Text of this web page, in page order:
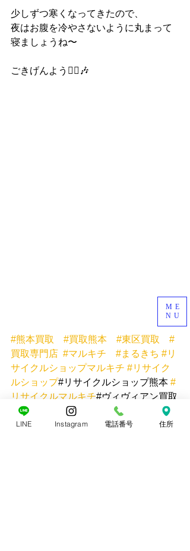
ME
NU
少しずつ寒くなってきたので、
夜はお腹を冷やさないように丸まって
寝ましょうね〜
ごきげんよう🙇‍♂️🎶
#熊本買取 #買取熊本 #東区買取
#
買取専門店 #マルキチ #まるきち #リ
サイクルショップマルキチ #リサイク
ルショップ#リサイクルショップ熊本 #
リサイクルマルキチ#ヴィヴィアン買取
#ピアス買取#金買取#プラチナ買取
LINE Instagram 電話番号 住所